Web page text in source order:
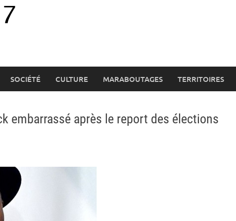
SOCIÉTÉ CULTURE MARABOUTAGES TERRITOIRES
embarrassé après le report des élections